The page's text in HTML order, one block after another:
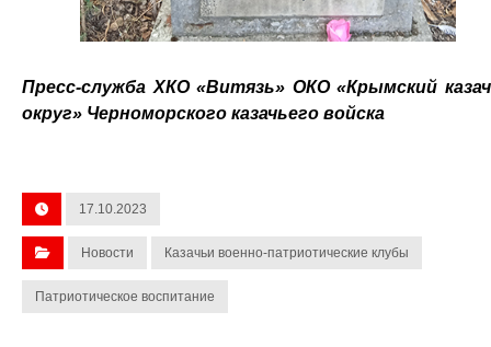
Пресс-служба ХКО «Витязь» ОКО «Крымский
округ» Черноморского казачьего войска
17.10.2023
Новости Казачьи военно-патриотические клубы
Патриотическое воспитание